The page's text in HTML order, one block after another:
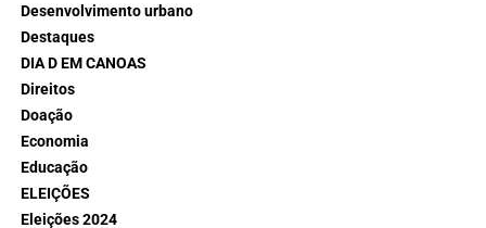
Desenvolvimento urbano
Destaques
DIA D EM CANOAS
Direitos
Doação
Economia
Educação
ELEIÇÕES
Eleições 2024